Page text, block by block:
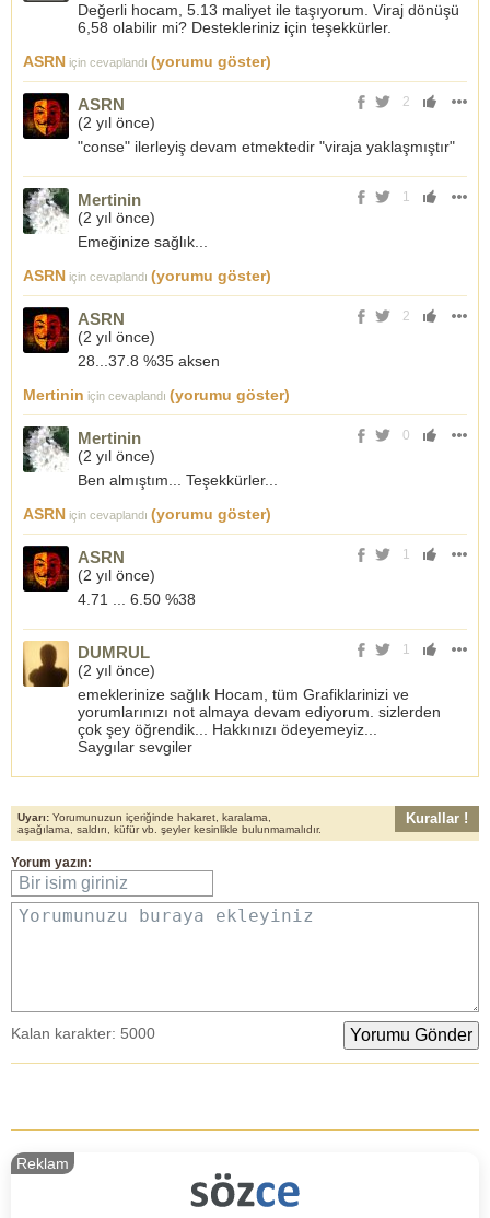
Değerli hocam, 5.13 maliyet ile taşıyorum. Viraj dönüşü
6,58 olabilir mi? Destekleriniz için teşekkürler.
ASRN için cevaplandı (yorumu göster)
2
ASRN
(2 yıl önce)
"conse" ilerleyiş devam etmektedir "viraja yaklaşmıştır"
1
Mertinin
(2 yıl önce)
Emeğinize sağlık...
ASRN için cevaplandı (yorumu göster)
2
ASRN
(2 yıl önce)
28...37.8 %35 aksen
Mertinin için cevaplandı (yorumu göster)
0
Mertinin
(2 yıl önce)
Ben almıştım... Teşekkürler...
ASRN için cevaplandı (yorumu göster)
1
ASRN
(2 yıl önce)
4.71 ... 6.50 %38
1
DUMRUL
(2 yıl önce)
emeklerinize sağlık Hocam, tüm Grafiklarinizi ve
yorumlarınızı not almaya devam ediyorum. sizlerden
çok şey öğrendik... Hakkınızı ödeyemeyiz...
Saygılar sevgiler
Uyarı: Yorumunuzun içeriğinde hakaret, karalama,
aşağılama, saldırı, küfür vb. şeyler kesinlikle bulunmamalıdır.
Kurallar !
Yorum yazın:
Bir isim giriniz
Yorumunuzu buraya ekleyiniz
Kalan karakter: 5000
Reklam